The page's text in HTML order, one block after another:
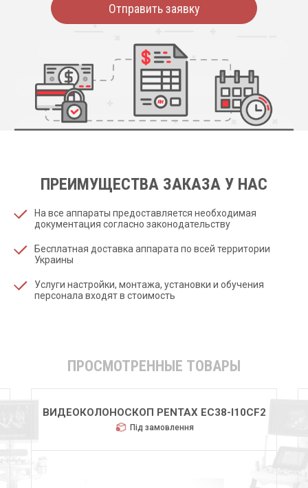
Отправить заявку
ПРЕИМУЩЕСТВА ЗАКАЗА У НАС
На все аппараты предоставляется необходимая
документация согласно законодательству
Бесплатная доставка аппарата по всей территории
Украины
Услуги настройки, монтажа, установки и обучения
персонала входят в стоимость
ПРОСМОТРЕННЫЕ ТОВАРЫ
ВИДЕОКОЛОНОСКОП PENTAX EC38-I10CF2
Під замовлення